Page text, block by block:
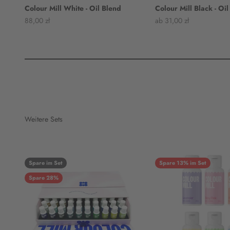
Colour Mill White - Oil Blend
Angebot
88,00 zł
Colour Mill Black -
Angebot
ab 31,00 zł
Weitere Sets
Spare im Set
Spare 28%
Spare 13% im Set